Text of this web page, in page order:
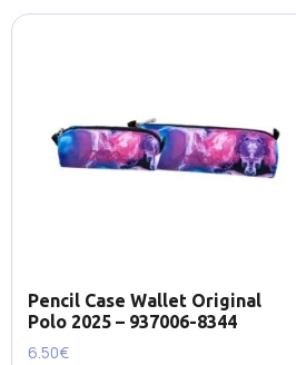
Pencil Case Wallet Original
Polo 2025 – 937006-8344
6.50€